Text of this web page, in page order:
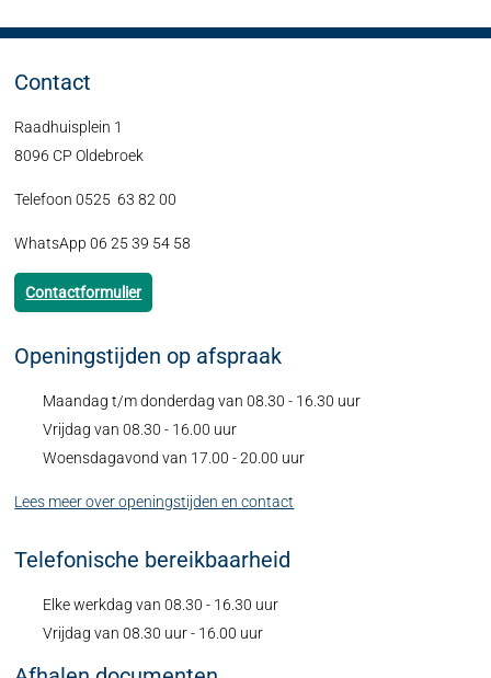
Contact
Raadhuisplein 1
8096 CP Oldebroek
Telefoon 0525 63 82 00
WhatsApp 06 25 39 54 58
Contactformulier
Openingstijden op afspraak
Maandag t/m donderdag van 08.30 - 16.30 uur
Vrijdag van 08.30 - 16.00 uur
Woensdagavond van 17.00 - 20.00 uur
Lees meer over openingstijden en contact
Telefonische bereikbaarheid
Elke werkdag van 08.30 - 16.30 uur
Vrijdag van 08.30 uur - 16.00 uur